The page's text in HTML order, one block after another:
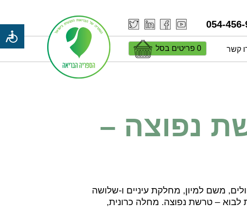
054-
קשר 0 פריטים בסל
נפוצה –
משם למיון, מחלקת עיניים ו-שלושה
לבוא – טרשת נפוצה. מחלה כרונית,